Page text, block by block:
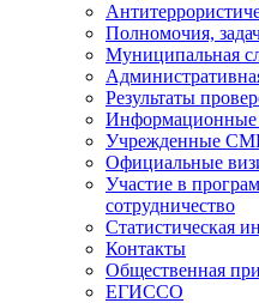
Полномочия,
Муниципальная
Результаты
Информационные
Учрежденные
Официальные
Участие в
сотрудничество
Статистическая
Контакты
Общественная
ЕГИССО